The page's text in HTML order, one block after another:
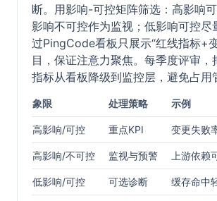
断。用影响-可控矩阵筛选：高影响
影响不可控作为监视；低影响可控尽
过PingCode看板只展示“红线指标+
目，保证注意力聚焦。每季度评审，
指标从看板降级到监控层，避免占用
象限 处理策略 示例
高影响/可控 重点KPI 变更失败
高影响/不可控 监视与预警 上游依赖
低影响/可控 可选诊断 缓存命中